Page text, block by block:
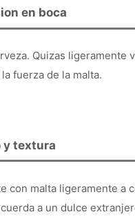
en boca
Quizas ligeramente
fuerza de la malta.
y textura
con malta ligeramente a
a un dulce